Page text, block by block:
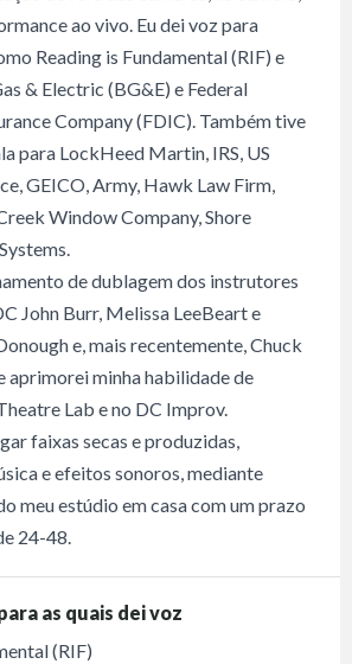
ao vivo. Eu dei voz para
Reading is Fundamental (RIF) e
& Electric (BG&E) e Federal
Company (FDIC). Também tive
para LockHeed Martin, IRS, US
GEICO, Army, Hawk Law Firm,
Window Company, Shore
de dublagem dos instrutores
John Burr, Melissa LeeBeart e
e, mais recentemente, Chuck
aprimorei minha habilidade de
Lab e no DC Improv.
faixas secas e produzidas,
e efeitos sonoros, mediante
meu estúdio em casa com um prazo
24-48.
as quais dei voz
(RIF)